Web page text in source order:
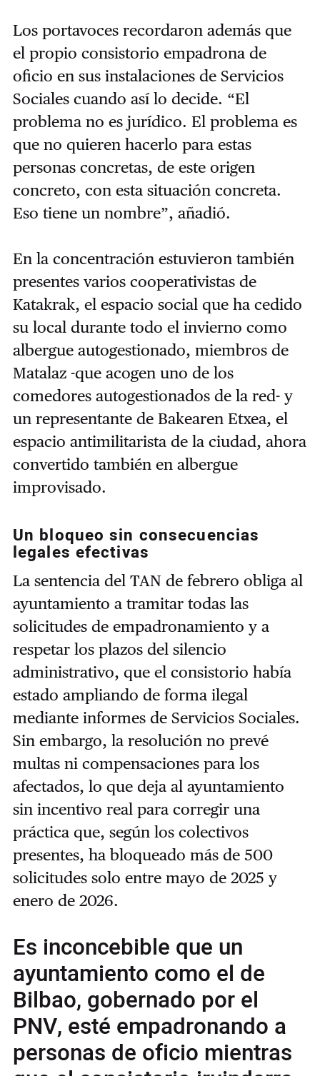
Los portavoces recordaron además que
el propio consistorio empadrona de
oficio en sus instalaciones de Servicios
Sociales cuando así lo decide. “El
problema no es jurídico. El problema es
que no quieren hacerlo para estas
personas concretas, de este origen
concreto, con esta situación concreta.
Eso tiene un nombre”, añadió.
En la concentración estuvieron también
presentes varios cooperativistas de
Katakrak, el espacio social que ha cedido
su local durante todo el invierno como
albergue autogestionado, miembros de
Matalaz -que acogen uno de los
comedores autogestionados de la red- y
un representante de Bakearen Etxea, el
espacio antimilitarista de la ciudad, ahora
convertido también en albergue
improvisado.
Un bloqueo sin consecuencias
legales efectivas
La sentencia del TAN de febrero obliga al
ayuntamiento a tramitar todas las
solicitudes de empadronamiento y a
respetar los plazos del silencio
administrativo, que el consistorio había
estado ampliando de forma ilegal
mediante informes de Servicios Sociales.
Sin embargo, la resolución no prevé
multas ni compensaciones para los
afectados, lo que deja al ayuntamiento
sin incentivo real para corregir una
práctica que, según los colectivos
presentes, ha bloqueado más de 500
solicitudes solo entre mayo de 2025 y
enero de 2026.
Es inconcebible que un
ayuntamiento como el de
Bilbao, gobernado por el
PNV, esté empadronando a
personas de oficio mientras